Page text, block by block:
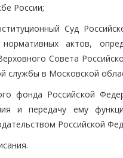
России;
Суд
актов,
Совета
службы в Московской
фонда Российской
и передачу ему
Российской